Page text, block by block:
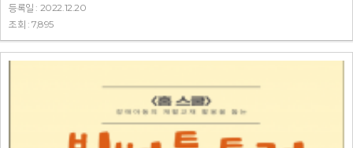
등록일 : 2022.12.20
조회 : 7,895